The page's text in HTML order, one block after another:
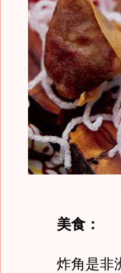
美食：
炸角是非洲